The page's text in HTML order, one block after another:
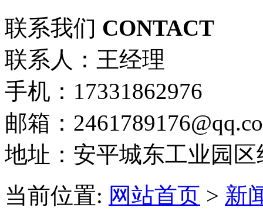
联系我们 CONTACT
联系人：王经理
手机：17331862976
邮箱：
地址：安平城东工业园区
当前位置: 网站首页 > 新